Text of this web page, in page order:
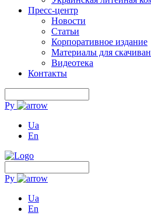
Пресс-центр
Новости
Статьи
Корпоративное издание
Материалы для
Видеотека
Контакты
Ру
Ua
En
Ру
Ua
En